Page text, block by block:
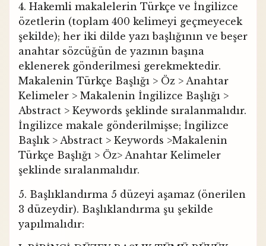
4. Hakemli makalelerin Türkçe ve İngilizce
özetlerin (toplam 400 kelimeyi geçmeyecek
şekilde); her iki dilde yazı başlığının ve beşer
anahtar sözcüğün de yazının başına
eklenerek gönderilmesi gerekmektedir.
Makalenin Türkçe Başlığı > Öz > Anahtar
Kelimeler > Makalenin İngilizce Başlığı >
Abstract > Keywords şeklinde sıralanmalıdır.
İngilizce makale gönderilmişse; İngilizce
Başlık > Abstract > Keywords >Makalenin
Türkçe Başlığı > Öz> Anahtar Kelimeler
şeklinde sıralanmalıdır.
5. Başlıklandırma 5 düzeyi aşamaz (önerilen
3 düzeydir). Başlıklandırma şu şekilde
yapılmalıdır: